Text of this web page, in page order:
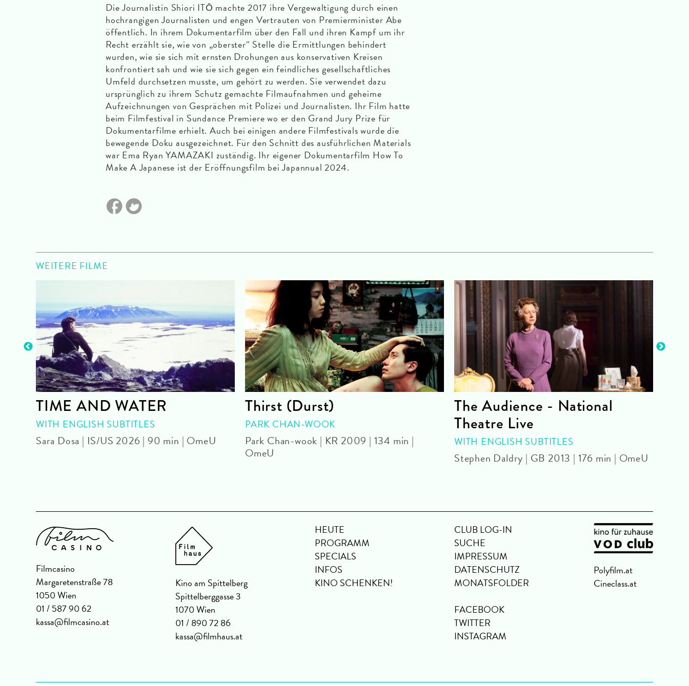
Die Journalistin Shiori ITŌ machte 2017 ihre Vergewaltigung durch einen
hochrangigen Journalisten und engen Vertrauten von Premierminister Abe
öffentlich. In ihrem Dokumentarfilm über den Fall und ihren Kampf um ihr
Recht erzählt sie, wie von „oberster“ Stelle die Ermittlungen behindert
wurden, wie sie sich mit ernsten Drohungen aus konservativen Kreisen
konfrontiert sah und wie sie sich gegen ein feindliches gesellschaftliches
Umfeld durchsetzen musste, um gehört zu werden. Sie verwendet dazu
ursprünglich zu ihrem Schutz gemachte Filmaufnahmen und geheime
Aufzeichnungen von Gesprächen mit Polizei und Journalisten. Ihr Film hatte
beim Filmfestival in Sundance Premiere wo er den Grand Jury Prize für
Dokumentarfilme erhielt. Auch bei einigen andere Filmfestivals wurde die
bewegende Doku ausgezeichnet. Für den Schnitt des ausführlichen Materials
war Ema Ryan YAMAZAKI zuständig. Ihr eigener Dokumentarfilm How To
Make A Japanese ist der Eröffnungsfilm bei Japannual 2024.
WEITERE FILME
TIME AND WATER
WITH ENGLISH SUBTITLES
Sara Dosa | IS/US 2026 | 90 min | OmeU
Thirst (Durst)
PARK CHAN-WOOK
Park Chan-wook | KR 2009 | 134 min |
OmeU
The Audience - National
Theatre Live
WITH ENGLISH SUBTITLES
Stephen Daldry | GB 2013 | 176 min | OmeU
Filmcasino
Margaretenstraße 78
1050 Wien
01 / 587 90 62
kassa@filmcasino.at
Kino am Spittelberg
Spittelberggasse 3
1070 Wien
01 / 890 72 86
kassa@filmhaus.at
HEUTE
PROGRAMM
SPECIALS
INFOS
KINO SCHENKEN!
CLUB LOG-IN
SUCHE
IMPRESSUM
DATENSCHUTZ
MONATSFOLDER
FACEBOOK
TWITTER
INSTAGRAM
Polyfilm.at
Cineclass.at